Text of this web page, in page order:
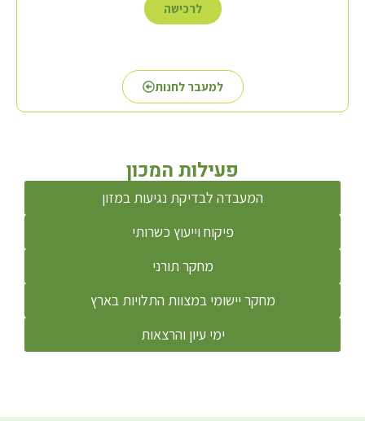
לרכישה
למעבר לחנות
פעילות המכון
המעבדה לבדיקת נגיעות במזון
פיקוח וייעוץ כשרותי
מחקר תורני
מחקר יישומי במצוות התלויות בארץ
ימי עיון והרצאות